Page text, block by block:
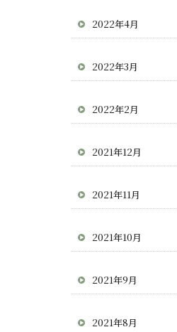
2022年4月
2022年3月
2022年2月
2021年12月
2021年11月
2021年10月
2021年9月
2021年8月